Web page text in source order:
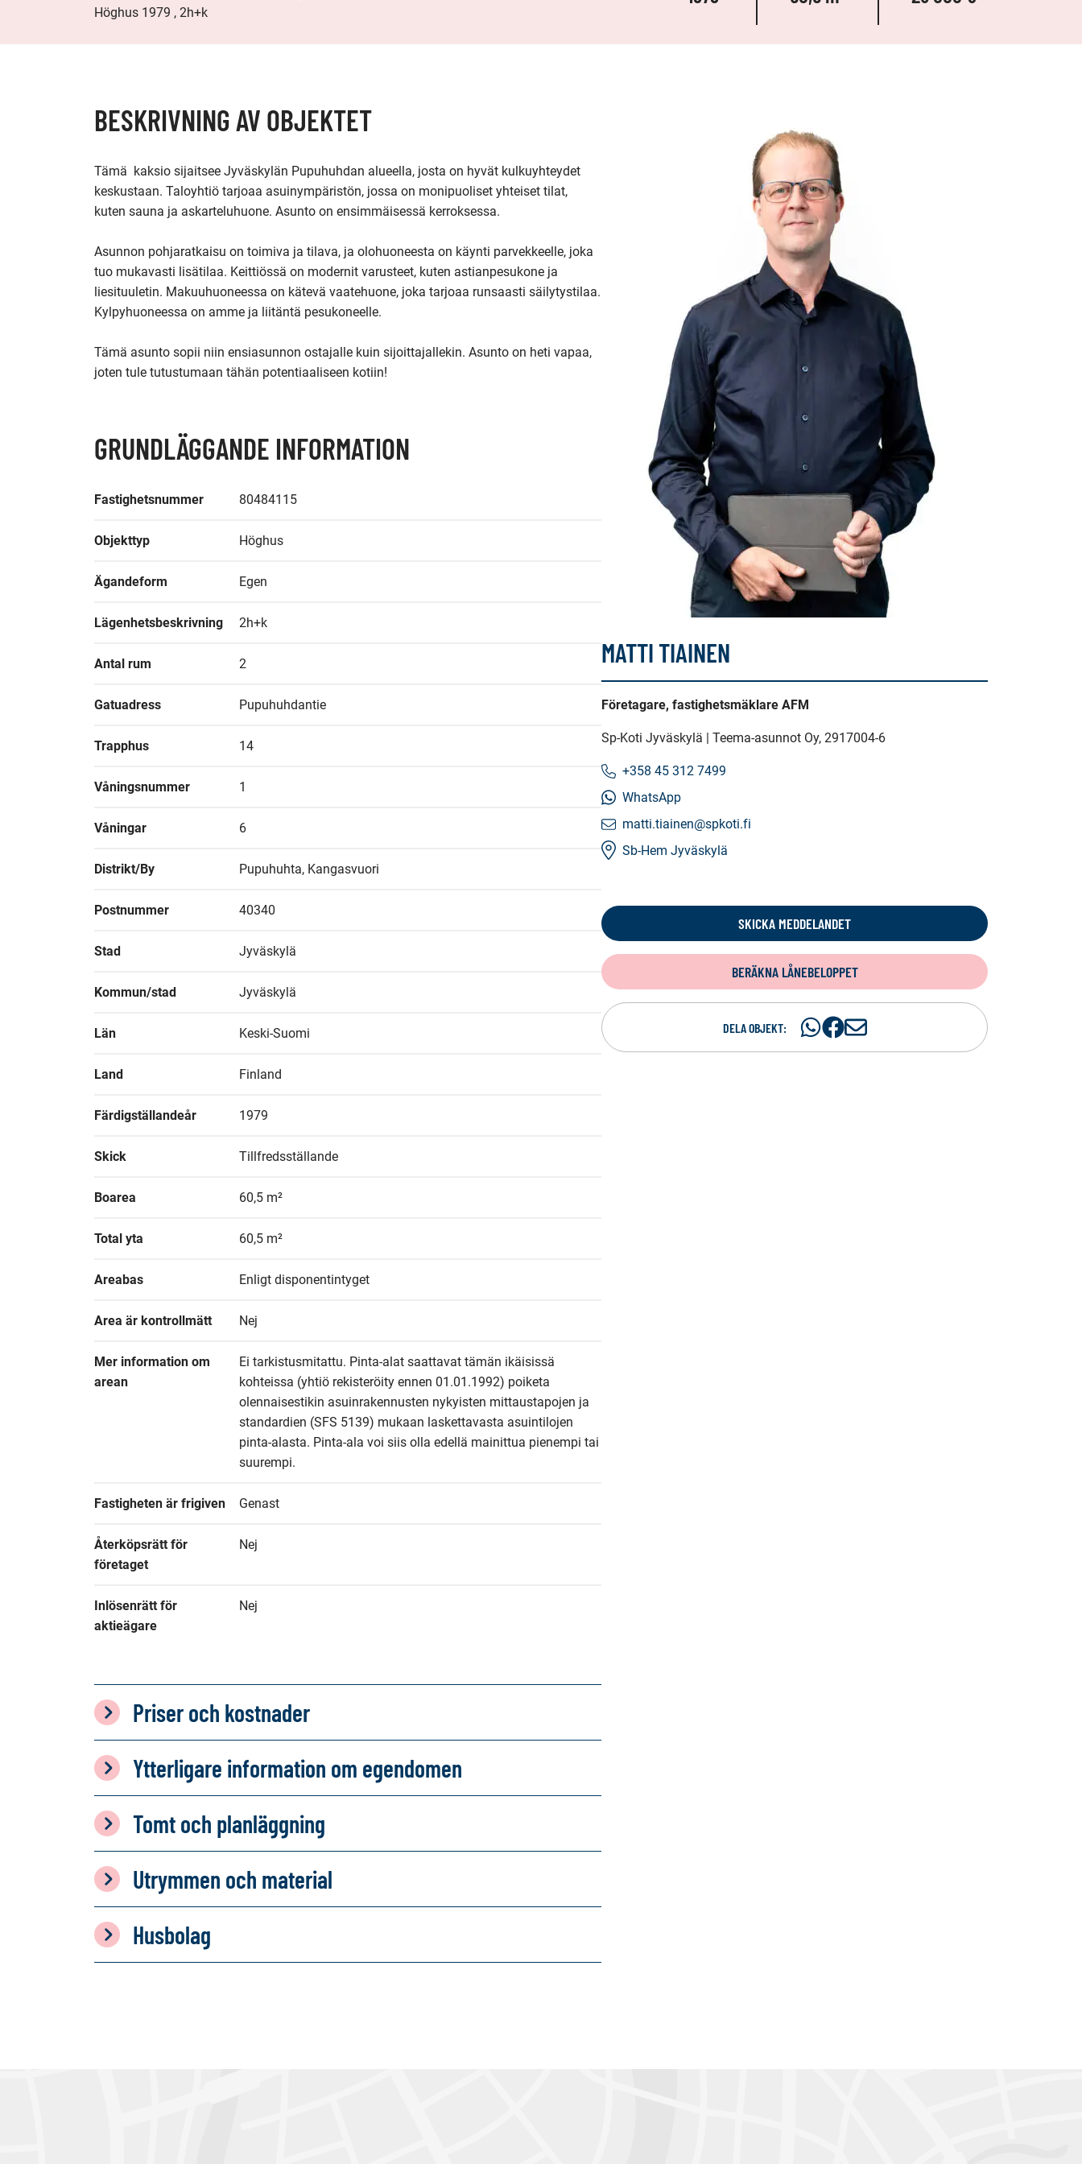
Höghus 1979 , 2h+k
BESKRIVNING AV OBJEKTET
Tämä  kaksio sijaitsee Jyväskylän Pupuhuhdan alueella, josta on hyvät kulkuyhteydet
keskustaan. Taloyhtiö tarjoaa asuinympäristön, jossa on monipuoliset yhteiset tilat,
kuten sauna ja askarteluhuone. Asunto on ensimmäisessä kerroksessa.
Asunnon pohjaratkaisu on toimiva ja tilava, ja olohuoneesta on käynti parvekkeelle, joka
tuo mukavasti lisätilaa. Keittiössä on modernit varusteet, kuten astianpesukone ja
liesituuletin. Makuuhuoneessa on kätevä vaatehuone, joka tarjoaa runsaasti säilytystilaa.
Kylpyhuoneessa on amme ja liitäntä pesukoneelle.
Tämä asunto sopii niin ensiasunnon ostajalle kuin sijoittajallekin. Asunto on heti vapaa,
joten tule tutustumaan tähän potentiaaliseen kotiin!
GRUNDLÄGGANDE INFORMATION
Fastighetsnummer 80484115
Objekttyp Höghus
Ägandeform Egen
Lägenhetsbeskrivning 2h+k
Antal rum 2
Gatuadress Pupuhuhdantie
Trapphus 14
Våningsnummer 1
Våningar 6
Distrikt/By Pupuhuhta, Kangasvuori
Postnummer 40340
Stad Jyväskylä
Kommun/stad Jyväskylä
Län Keski-Suomi
Land Finland
Färdigställandeår 1979
Skick Tillfredsställande
Boarea 60,5 m²
Total yta 60,5 m²
Areabas Enligt disponentintyget
Area är kontrollmätt Nej
Mer information om
arean
Ei tarkistusmitattu. Pinta-alat saattavat tämän ikäisissä
kohteissa (yhtiö rekisteröity ennen 01.01.1992) poiketa
olennaisestikin asuinrakennusten nykyisten mittaustapojen ja
standardien (SFS 5139) mukaan laskettavasta asuintilojen
pinta-alasta. Pinta-ala voi siis olla edellä mainittua pienempi tai
suurempi.
Fastigheten är frigiven Genast
Återköpsrätt för
företaget
Nej
Inlösenrätt för
aktieägare
Nej
Priser och kostnader
Ytterligare information om egendomen
Tomt och planläggning
Utrymmen och material
Husbolag
MATTI TIAINEN
Företagare, fastighetsmäklare AFM
Sp-Koti Jyväskylä | Teema-asunnot Oy, 2917004-6
+358 45 312 7499
WhatsApp
matti.tiainen@spkoti.fi
Sb-Hem Jyväskylä
SKICKA MEDDELANDET
BERÄKNA LÅNEBELOPPET
DELA OBJEKT:
DelaDelaD